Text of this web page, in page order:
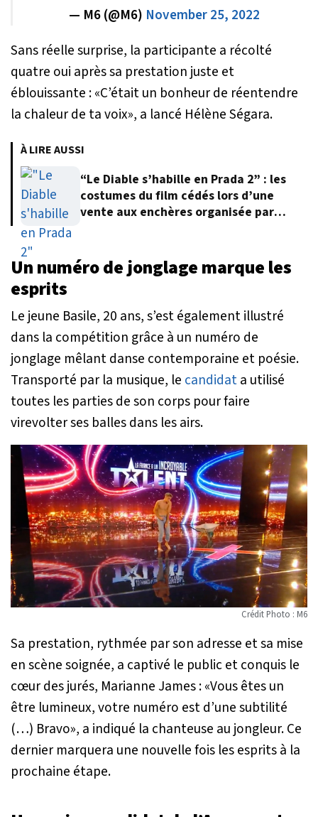
— M6 (@M6) November 25, 2022
Sans réelle surprise, la participante a récolté
quatre oui après sa prestation juste et
éblouissante : «C’était un bonheur de réentendre
la chaleur de ta voix», a lancé Hélène Ségara.
À LIRE AUSSI
“Le Diable s’habille en Prada 2” : les
costumes du film cédés lors d’une
vente aux enchères organisée par
Un numéro de jonglage marque les
esprits
Le jeune Basile, 20 ans, s’est également illustré
dans la compétition grâce à un numéro de
jonglage mêlant danse contemporaine et poésie.
Transporté par la musique, le candidata utilisé
toutes les parties de son corps pour faire
virevolter ses balles dans les airs.
Crédit Photo : M6
Sa prestation, rythmée par son adresse et sa mise
en scène soignée, a captivé le public et conquis le
cœur des jurés, Marianne James : «Vous êtes un
être lumineux, votre numéro est d’une subtilité
(…) Bravo», a indiqué la chanteuse au jongleur. Ce
dernier marquera une nouvelle fois les esprits à la
prochaine étape.